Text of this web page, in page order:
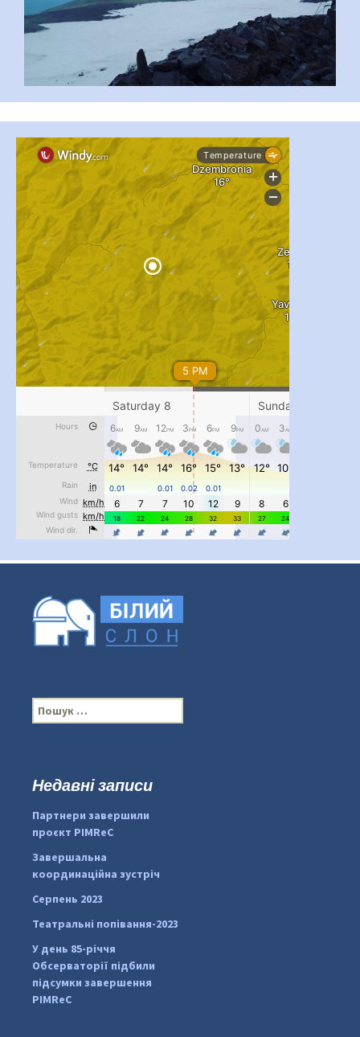
...
pimrec_project
#PipIvanToday...
pimrec_project
#PipIvanToday
pimrec_project
П
о
:Недавні записи
Партнери завершили
проєкт PIMReC
Завершальна
координаційна зустріч
Серпень 2023
Театральні попівання-2023
У день 85-річчя
Обсерваторії підбили
підсумки завершення
PIMReC